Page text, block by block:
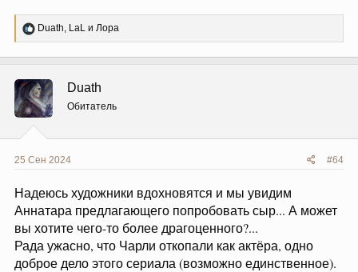
Р
е
ц
и
и
:
Duath, LaL и Лора
Duath
Обитатель
25 Сен 2024 #64
Надеюсь художники вдохновятся и мы увидим
Аннатара предлагающего попробовать сыр... А может
вы хотите чего-то более драгоценного?...
Рада ужасно, что Чарли откопали как актёра, одно
доброе дело этого сериала (возможно единственное).